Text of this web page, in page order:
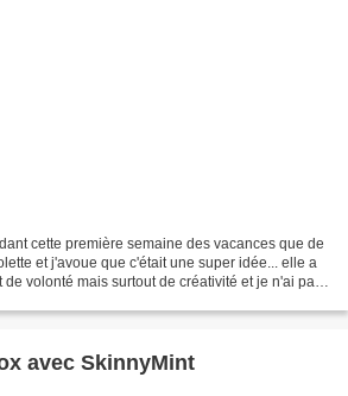
cette première semaine des vacances que de
et j'avoue que c'était une super idée... elle a
volonté mais surtout de créativité et je n'ai pas
avec SkinnyMint